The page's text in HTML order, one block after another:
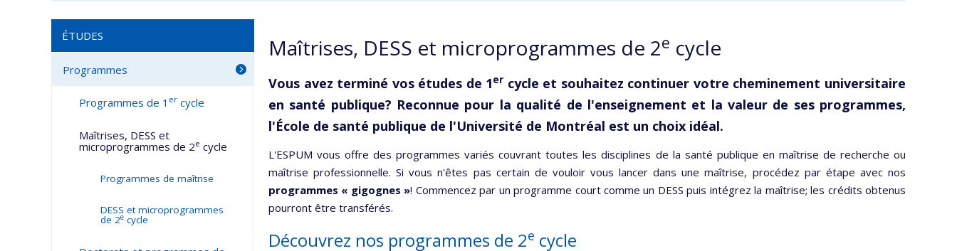
Maîtrises, DESS et microprogrammes de 2e cycle
Vous avez terminé vos études de 1er cycle et souhaitez continuer votre cheminement universitaire
en santé publique? Reconnue pour la qualité de l'enseignement et la valeur de ses programmes,
l'École de santé publique de l'Université de Montréal est un choix idéal.
L'ESPUM vous offre des programmes variés couvrant toutes les disciplines de la santé publique en maîtrise de recherche ou
maîtrise professionnelle. Si vous n'êtes pas certain de vouloir vous lancer dans une maîtrise, procédez par étape avec nos
programmes « gigognes »! Commencez par un programme court comme un DESS puis intégrez la maîtrise; les crédits obtenus
pourront être transférés.
Découvrez nos programmes de 2e cycle
ÉTUDES
Programmes
Programmes de 1 ercycle
Maîtrises, DESS et
microprogrammes de 2e cycle
Programmes de maîtrise
DESS et microprogrammes
de 2ecycle